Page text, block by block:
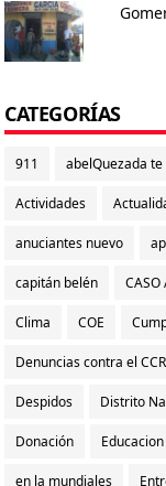
CATEGORÍAS
911 abelQuezada
Actividades
anuciantes nuevo
capitán belén CASO
Clima COE
Denuncias contra el
Despidos Distrito
Donación Educacion
en la mundiales